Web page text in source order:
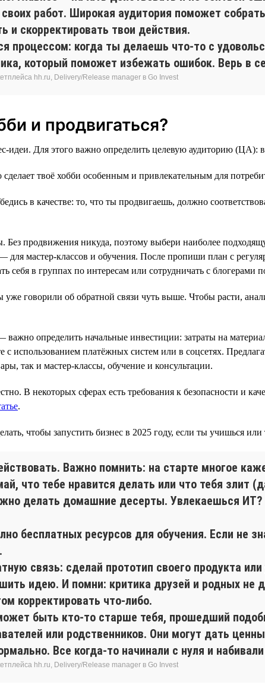
работ. Широкая аудитория поможет
и скорректировать твои действия.
процессом: когда ты делаешь что-то с
который поможет избежать ошибок. Верь в
hh.ru, Delivery/Release manager в Go Invest
и продвигаться?
идеи. Для этого важно определить целевую аудиторию (ЦА):
твоё хобби особенным и привлекательным для
в качестве: то, что ты продвигаешь, должно
продвижения никуда, поэтому выбери наиболее
для мастер-классов и обучения. После пропиши план с
себя в группах по интересам или сотрудничать с блогерами
говорили об обратной связи чуть выше. Чтобы расти,
определить начальные инвестиции: затраты на
использованием платёжных систем или в соцсетях.
так и мастер-классы, обучение и консультации.
В некоторых сферах есть требования к безопасности и
.
чтобы запустить бизнес в 2025 году, если ты учишься
Важно помнить: на старте многое
что тебе нравится делать или что тебя
делать домашние десерты. Увлекаешься
бесплатных ресурсов для обучения. Если не
связь: сделай прототип своего продукта
идею. И помни: критика друзей и родных не
корректировать что-либо.
быть кто-то старше тебя, прошедший
или родственников. Они могут дать
Все когда-то начинали с нуля и
hh.ru, Delivery/Release manager в Go Invest